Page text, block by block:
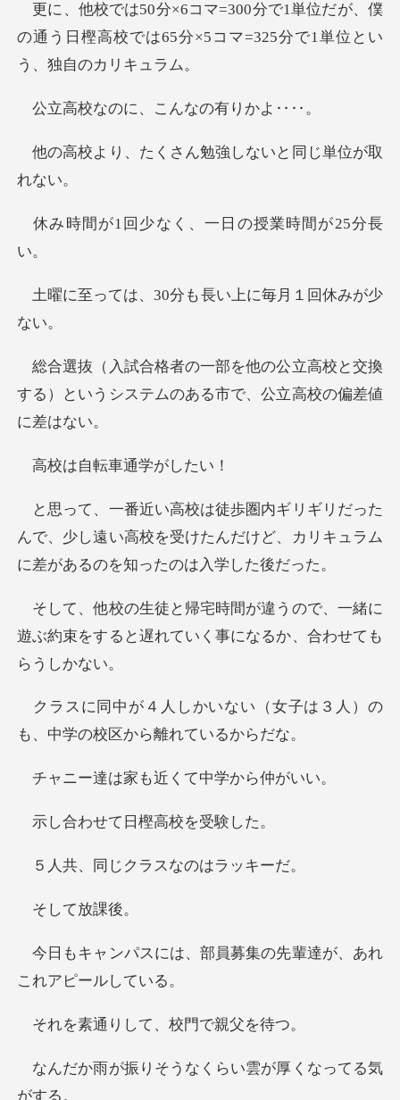
単位だが、僕
の通う日樫高校では65分×5コマ
のに、こんな
くさん勉強しないと
少なく、一日の授
30分も長い上に毎
立高校と交換
する）というシステムのあ
自転車通
た
んで、少し遠い高校を受けたんだけど、カリキュ
ので、一緒に
遊ぶ約束をすると遅れてい
い（女子は３人）の
も、中学の
家も近くて中学
せて日樫高
じクラスなの
して
、部員募集の先輩達が、
りして、校門
そうなくらい雲が厚